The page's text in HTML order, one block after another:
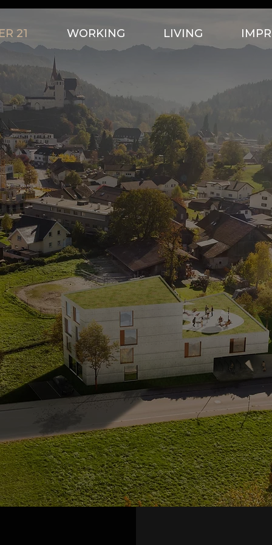
21 WORKING LIVING
IST DIE
VONGESTERNUND
WIR BEWEGEN UNS
IMMORGEN!"